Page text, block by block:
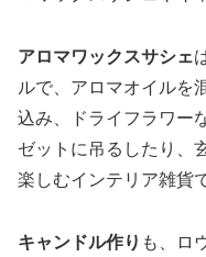
アロマワックスサシェ
ルで、アロマオイルを
込み、ドライフラワー
ゼットに吊るしたり、
楽しむインテリア雑貨
キャンドル作り も、ロ